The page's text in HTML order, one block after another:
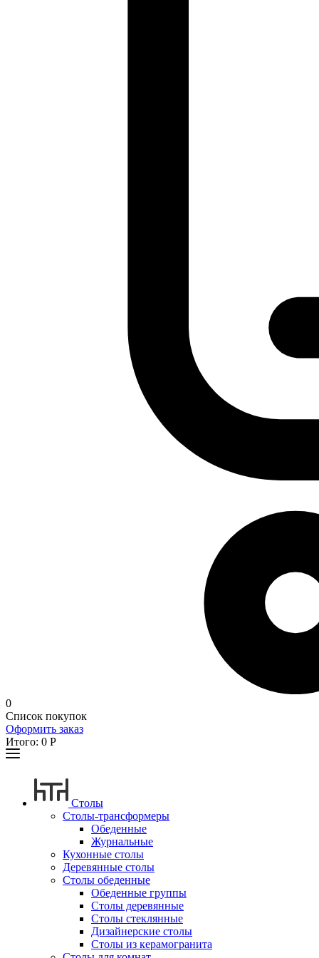
0
Список покупок
Оформить заказ
Итого: 0 Р
Столы
Столы-трансформеры
Обеденные
Журнальные
Кухонные столы
Деревянные столы
Столы обеденные
Обеденные группы
Столы деревянные
Столы стеклянные
Дизайнерские столы
Столы из керамогранита